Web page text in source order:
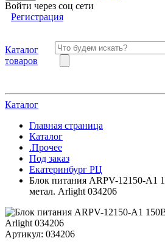
Войти через соц сети
Регистрация
Каталог
товаров
Каталог
Главная страница
Каталог
.Прочее
Под заказ
Екатеринбург РЦ
Блок питания ARPV-12150-A1
метал. Arlight 034206
Артикул: 034206